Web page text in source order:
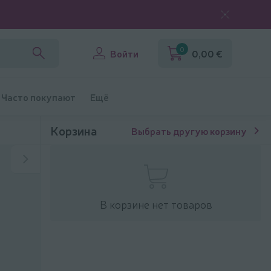
Войти 0 0,00 €
Часто покупают Ещё
Корзина Выбрать другую корзину
В корзине нет товаров